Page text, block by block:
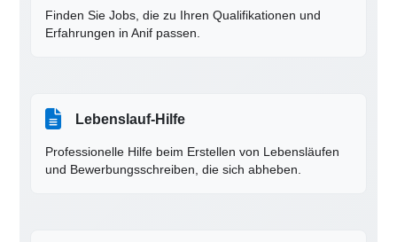
Finden Sie Jobs, die zu Ihren Qualifikationen und
Erfahrungen in Anif passen.
Lebenslauf-Hilfe
Professionelle Hilfe beim Erstellen von Lebensläufen
und Bewerbungsschreiben, die sich abheben.